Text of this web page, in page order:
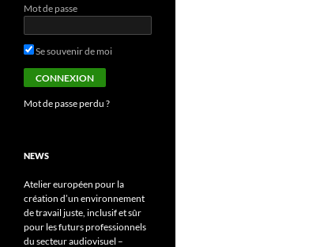
Mot de passe
Se souvenir de moi
Mot de passe perdu ?
NEWS
Atelier européen pour la
création d’un environnement
de travail juste, inclusif et sûr
pour les futurs professionnels
du secteur audiovisuel –